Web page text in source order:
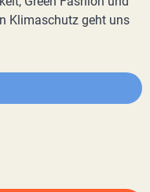
Klimaschutz geht uns